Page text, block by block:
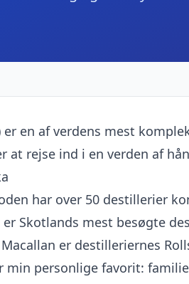
er en af verdens mest
at rejse ind i en verden af
har over 50 destillerier
Skotlands mest besøgte
er destilleriernes
min personlige favorit: